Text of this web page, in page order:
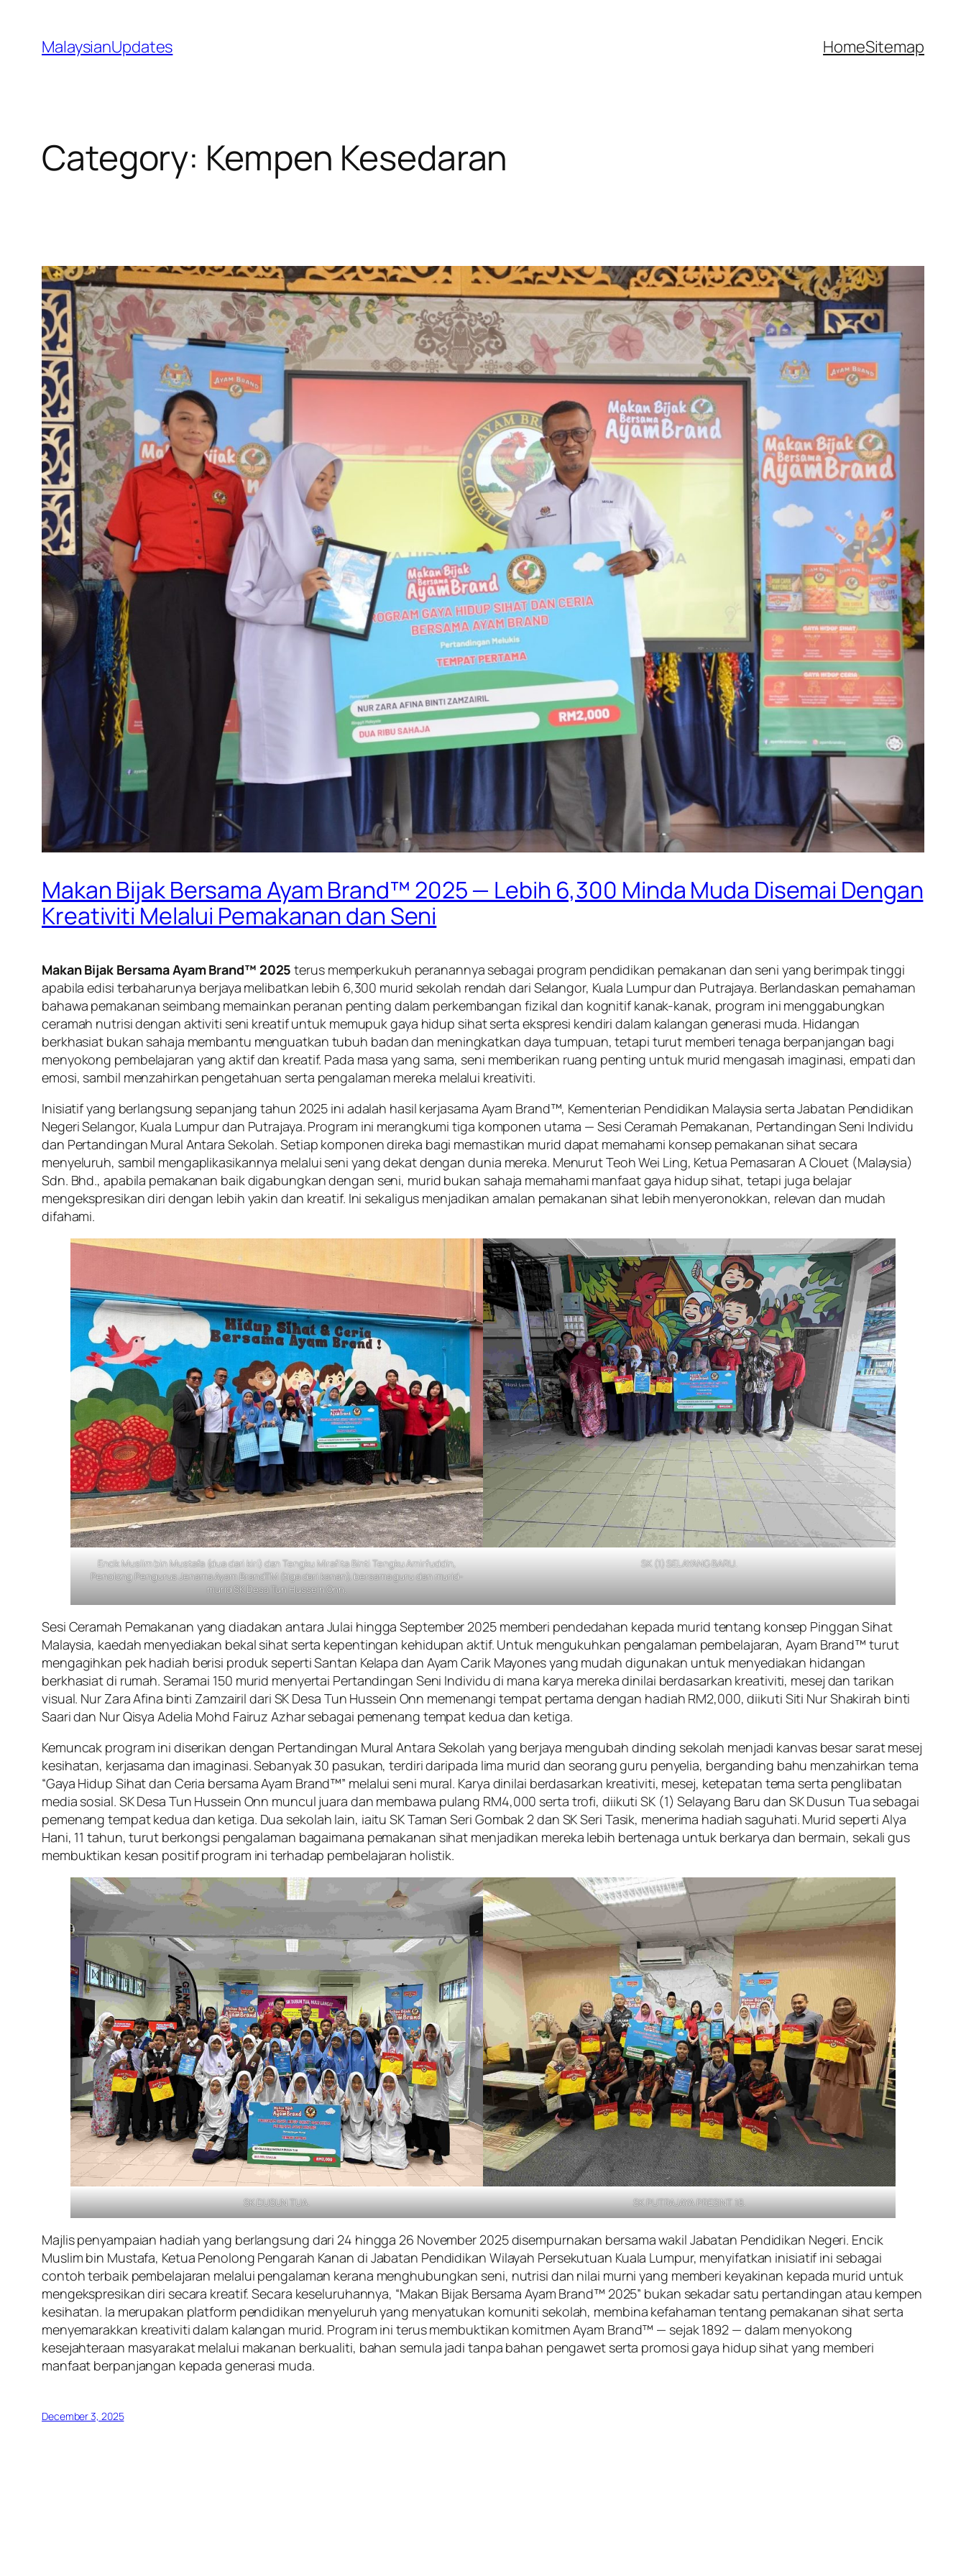
content
MalaysianUpdates HomeSitemap
Category: Kempen Kesedaran
Makan Bijak Bersama Ayam Brand™ 2025 — Lebih 6,300 Minda Muda Disemai Dengan
Kreativiti Melalui Pemakanan dan Seni
Makan Bijak Bersama Ayam Brand™ 2025 terus memperkukuh peranannya sebagai program pendidikan pemakanan dan seni yang berimpak tinggi
apabila edisi terbaharunya berjaya melibatkan lebih 6,300 murid sekolah rendah dari Selangor, Kuala Lumpur dan Putrajaya. Berlandaskan pemahaman
bahawa pemakanan seimbang memainkan peranan penting dalam perkembangan fizikal dan kognitif kanak-kanak, program ini menggabungkan
ceramah nutrisi dengan aktiviti seni kreatif untuk memupuk gaya hidup sihat serta ekspresi kendiri dalam kalangan generasi muda. Hidangan
berkhasiat bukan sahaja membantu menguatkan tubuh badan dan meningkatkan daya tumpuan, tetapi turut memberi tenaga berpanjangan bagi
menyokong pembelajaran yang aktif dan kreatif. Pada masa yang sama, seni memberikan ruang penting untuk murid mengasah imaginasi, empati dan
emosi, sambil menzahirkan pengetahuan serta pengalaman mereka melalui kreativiti.
Inisiatif yang berlangsung sepanjang tahun 2025 ini adalah hasil kerjasama Ayam Brand™, Kementerian Pendidikan Malaysia serta Jabatan Pendidikan
Negeri Selangor, Kuala Lumpur dan Putrajaya. Program ini merangkumi tiga komponen utama — Sesi Ceramah Pemakanan, Pertandingan Seni Individu
dan Pertandingan Mural Antara Sekolah. Setiap komponen direka bagi memastikan murid dapat memahami konsep pemakanan sihat secara
menyeluruh, sambil mengaplikasikannya melalui seni yang dekat dengan dunia mereka. Menurut Teoh Wei Ling, Ketua Pemasaran A Clouet (Malaysia)
Sdn. Bhd., apabila pemakanan baik digabungkan dengan seni, murid bukan sahaja memahami manfaat gaya hidup sihat, tetapi juga belajar
mengekspresikan diri dengan lebih yakin dan kreatif. Ini sekaligus menjadikan amalan pemakanan sihat lebih menyeronokkan, relevan dan mudah
difahami.
Encik Muslim bin Mustafa (dua dari kiri) dan Tengku Mirafita Binti Tengku Amirfuddin,
Penolong Pengurus Jenama Ayam BrandTM (tiga dari kanan), bersama guru dan murid-
murid SK Desa Tun Hussein Onn.
SK (1) SELAYANG BARU.
Sesi Ceramah Pemakanan yang diadakan antara Julai hingga September 2025 memberi pendedahan kepada murid tentang konsep Pinggan Sihat
Malaysia, kaedah menyediakan bekal sihat serta kepentingan kehidupan aktif. Untuk mengukuhkan pengalaman pembelajaran, Ayam Brand™ turut
mengagihkan pek hadiah berisi produk seperti Santan Kelapa dan Ayam Carik Mayones yang mudah digunakan untuk menyediakan hidangan
berkhasiat di rumah. Seramai 150 murid menyertai Pertandingan Seni Individu di mana karya mereka dinilai berdasarkan kreativiti, mesej dan tarikan
visual. Nur Zara Afina binti Zamzairil dari SK Desa Tun Hussein Onn memenangi tempat pertama dengan hadiah RM2,000, diikuti Siti Nur Shakirah binti
Saari dan Nur Qisya Adelia Mohd Fairuz Azhar sebagai pemenang tempat kedua dan ketiga.
Kemuncak program ini diserikan dengan Pertandingan Mural Antara Sekolah yang berjaya mengubah dinding sekolah menjadi kanvas besar sarat mesej
kesihatan, kerjasama dan imaginasi. Sebanyak 30 pasukan, terdiri daripada lima murid dan seorang guru penyelia, berganding bahu menzahirkan tema
“Gaya Hidup Sihat dan Ceria bersama Ayam Brand™” melalui seni mural. Karya dinilai berdasarkan kreativiti, mesej, ketepatan tema serta penglibatan
media sosial. SK Desa Tun Hussein Onn muncul juara dan membawa pulang RM4,000 serta trofi, diikuti SK (1) Selayang Baru dan SK Dusun Tua sebagai
pemenang tempat kedua dan ketiga. Dua sekolah lain, iaitu SK Taman Seri Gombak 2 dan SK Seri Tasik, menerima hadiah saguhati. Murid seperti Alya
Hani, 11 tahun, turut berkongsi pengalaman bagaimana pemakanan sihat menjadikan mereka lebih bertenaga untuk berkarya dan bermain, sekali gus
membuktikan kesan positif program ini terhadap pembelajaran holistik.
SK DUSUN TUA. SK PUTRAJAYA PRESINT 18.
Majlis penyampaian hadiah yang berlangsung dari 24 hingga 26 November 2025 disempurnakan bersama wakil Jabatan Pendidikan Negeri. Encik
Muslim bin Mustafa, Ketua Penolong Pengarah Kanan di Jabatan Pendidikan Wilayah Persekutuan Kuala Lumpur, menyifatkan inisiatif ini sebagai
contoh terbaik pembelajaran melalui pengalaman kerana menghubungkan seni, nutrisi dan nilai murni yang memberi keyakinan kepada murid untuk
mengekspresikan diri secara kreatif. Secara keseluruhannya, “Makan Bijak Bersama Ayam Brand™ 2025” bukan sekadar satu pertandingan atau kempen
kesihatan. Ia merupakan platform pendidikan menyeluruh yang menyatukan komuniti sekolah, membina kefahaman tentang pemakanan sihat serta
menyemarakkan kreativiti dalam kalangan murid. Program ini terus membuktikan komitmen Ayam Brand™ — sejak 1892 — dalam menyokong
kesejahteraan masyarakat melalui makanan berkualiti, bahan semula jadi tanpa bahan pengawet serta promosi gaya hidup sihat yang memberi
manfaat berpanjangan kepada generasi muda.
December 3, 2025